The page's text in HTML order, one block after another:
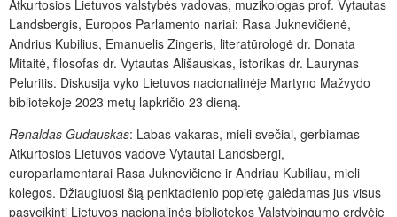
Atkurtosios Lietuvos valstybės vadovas, muzikologas prof. Vytautas
Landsbergis, Europos Parlamento nariai: Rasa Juknevičienė,
Andrius Kubilius, Emanuelis Zingeris, literatūrologė dr. Donata
Mitaitė, filosofas dr. Vytautas Ališauskas, istorikas dr. Laurynas
Peluritis. Diskusija vyko Lietuvos nacionalinėje Martyno Mažvydo
bibliotekoje 2023 metų lapkričio 23 dieną.
Renaldas Gudauskas: Labas vakaras, mieli svečiai, gerbiamas
Atkurtosios Lietuvos vadove Vytautai Landsbergi,
europarlamentarai Rasa Juknevičiene ir Andriau Kubiliau, mieli
kolegos. Džiaugiuosi šią penktadienio popietę galėdamas jus visus
pasveikinti Lietuvos nacionalinės bibliotekos Valstybingumo erdvėje